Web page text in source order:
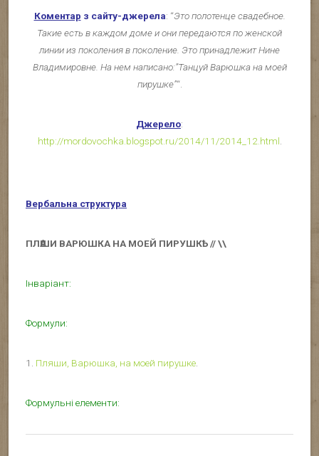
Коментар з сайту-джерела: “Это полотенце свадебное.
Такие есть в каждом доме и они передаются по женской
линии из поколения в поколение. Это принадлежит Нине
Владимировне. На нем написано:”Танцуй Варюшка на моей
пирушке”“.
Джерело:
http://mordovochka.blogspot.ru/2014/11/2014_12.html
Вербальна структура
ПЛѦШИ ВАРЮШКА НА МОЕЙ ПИРУШКҌ // \\
Інваріант:
Формули:
1. Пляши, Варюшка, на моей пирушке
Формульні елементи: